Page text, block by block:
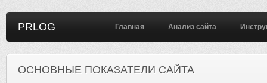
PRLOG Главная Анализ сайта
ОСНОВНЫЕ ПОКАЗАТЕЛИ САЙТА